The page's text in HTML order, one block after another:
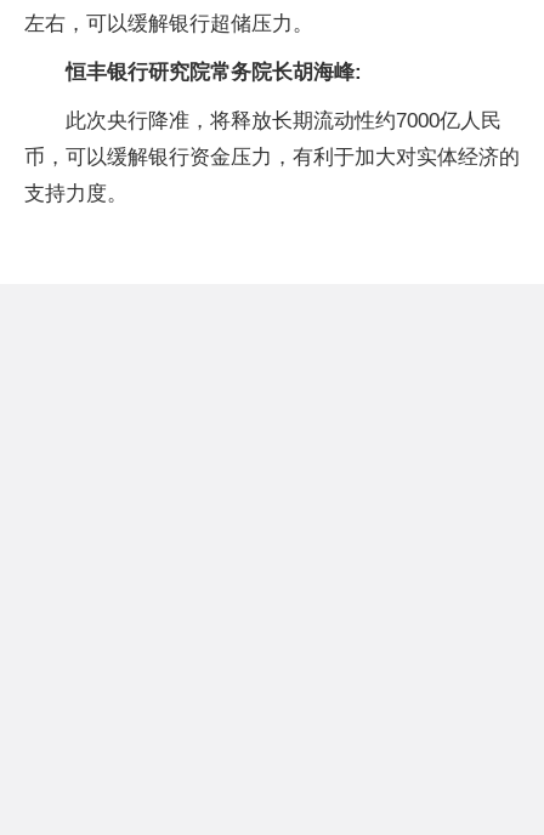
左右，可以缓解银行超储压力。
恒丰银行研究院常务院长胡海峰:
此次央行降准，将释放长期流动性约7000亿人民
币，可以缓解银行资金压力，有利于加大对实体经济的
支持力度。